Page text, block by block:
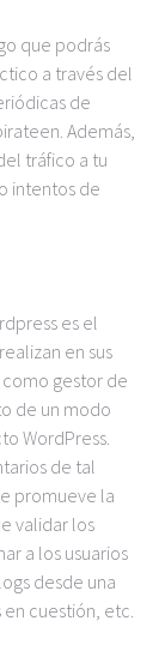
que podrás
a través del
de
Además,
tráfico a tu
intentos de
es el
en sus
como gestor de
de un modo
WordPress.
de tal
promueve la
validar los
a los usuarios
desde una
cuestión, etc.